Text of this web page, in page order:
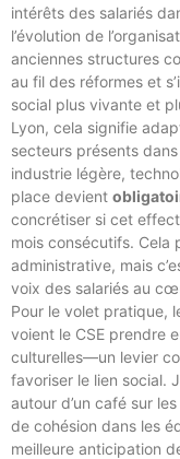
intérêts des salariés
l’évolution de
anciennes structures
au fil des réformes et
social plus vivante et
Lyon, cela signifie
secteurs présents
industrie légère,
place devient
concrétiser si cet
mois consécutifs. Cela
administrative, mais
voix des salariés au
Pour le volet pratique,
voient le CSE prendre
culturelles—un levier
favoriser le lien social.
autour d’un café sur
de cohésion dans les
meilleure anticipation